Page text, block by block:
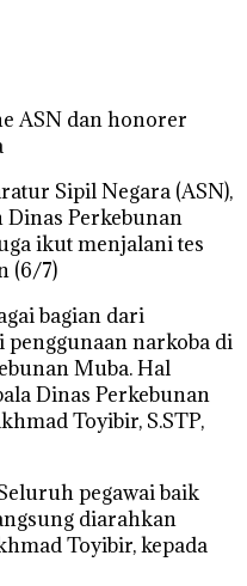
ASN dan honorer
Sipil Negara (ASN),
Perkebunan
ikut menjalani tes
(6/7)
bagian dari
narkoba di
Muba. Hal
Dinas Perkebunan
Toyibir, S.STP,
pegawai baik
diarahkan
Toyibir, kepada